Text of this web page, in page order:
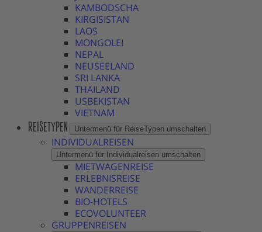
KAMBODSCHA
KIRGISISTAN
LAOS
MONGOLEI
NEPAL
NEUSEELAND
SRI LANKA
THAILAND
USBEKISTAN
VIETNAM
REISETYPEN Untermenü für ReiseTypen umschalten
INDIVIDUALREISEN
Untermenü für Individualreisen umschalten
MIETWAGENREISE
ERLEBNISREISE
WANDERREISE
BIO-HOTELS
ECOVOLUNTEER
GRUPPENREISEN